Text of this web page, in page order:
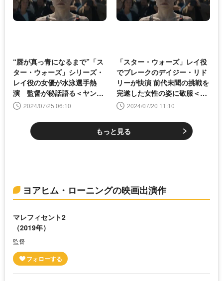
“唇が真っ青になるまで”「ス
ター・ウォーズ」シリーズ・
レイ役の女優が水泳選手熱
演 監督が秘話語る＜ヤン
グ・ウーマン・アンド・シー
2024/07/25 06:10
「スター・ウォーズ」レイ役
でブレークのデイジー・リド
リーが快演 前代未聞の挑戦を
完遂した女性の姿に敬服＜ヤ
ング・ウーマン・アンド・シ
2024/07/20 11:10
もっと見る
ヨアヒム・ローニングの映画出演作
マレフィセント2
（2019年）
監督